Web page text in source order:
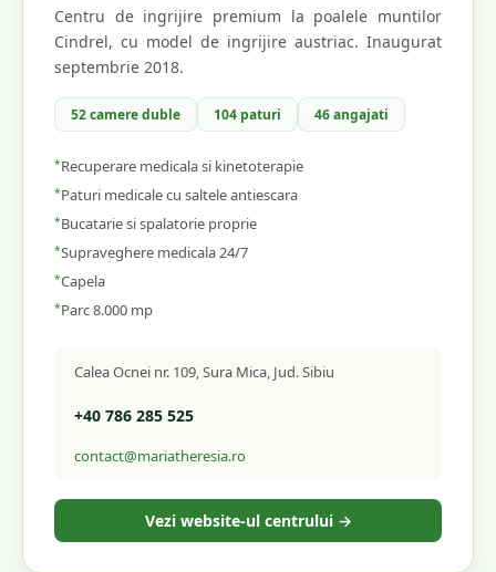
Centru de ingrijire premium la poalele muntilor
Cindrel, cu model de ingrijire austriac. Inaugurat
septembrie 2018.
52 camere duble 104 paturi 46 angajati
*Recuperare medicala si kinetoterapie
*Paturi medicale cu saltele antiescara
*Bucatarie si spalatorie proprie
*Supraveghere medicala 24/7
*Capela
*Parc 8.000 mp
Calea Ocnei nr. 109, Sura Mica, Jud. Sibiu
+40 786 285 525
contact@mariatheresia.ro
Vezi website-ul centrului →